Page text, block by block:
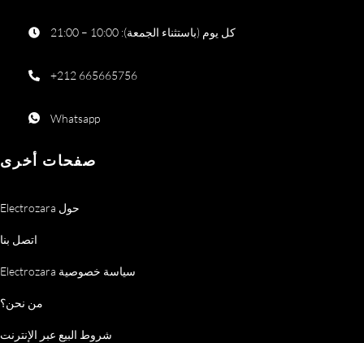
كل يوم (باستثناء الجمعة): 10:00 – 21:00
+212 665665756
Whatsapp
صفحات أخرى
Electrozara حول
اتصل بنا
Electrozara سياسة خصوصية
من نحن؟
شروط البيع عبر الإنترنت